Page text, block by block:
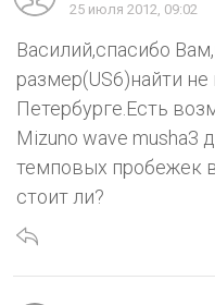
25 июля 2012, 09:02
Василий,спасибо
размер(US6)найти
Петербурге.Есть
Mizuno wave musha3
темповых пробежек
стоит ли?